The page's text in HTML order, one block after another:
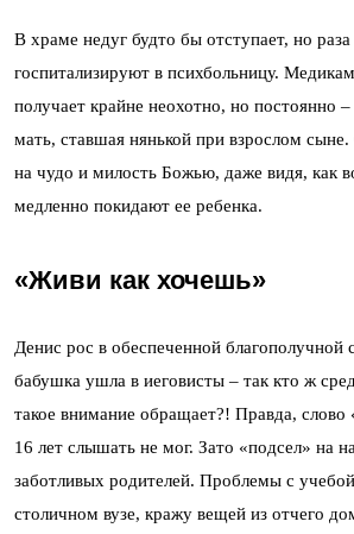
В храме недуг будто бы отступает, но раза
госпитализируют в психбольницу.
получает крайне неохотно, но постоянно –
мать, ставшая нянькой при взрослом
на чудо и милость Божью, даже видя, как
медленно покидают ее ребенка.
«Живи как хочешь»
Денис рос в обеспеченной благополучной
бабушка ушла в иеговисты – так кто ж
такое внимание обращает?! Правда, слово
16 лет слышать не мог. Зато «подсел» на
заботливых родителей. Проблемы с
столичном вузе, кражу вещей из отчего